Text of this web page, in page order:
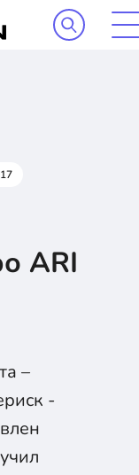
ARI
–
-